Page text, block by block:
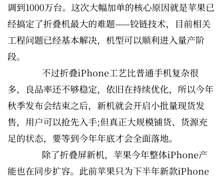
调到1000万台。这次大幅加单的核心原因就是苹果已
经搞定了折叠机最大的难题——铰链技术，目前相关
工程问题已经基本解决，机型可以顺利进入量产阶
段。
不过折叠iPhone工艺比普通手机复杂很
多，良品率还不够稳定，依旧在持续优化，所以今年
秋季发布会结束之后，新机就会开启小批量现货发
售，用户可以抢先入手;但真正大规模铺货、货源充
足的状态，要等到今年年底才会全面落地。
除了折叠屏新机，苹果今年整体iPhone产
能也在同步扩容。此前苹果只为下半年新款iPhone